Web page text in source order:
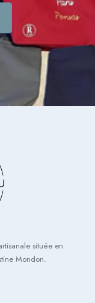
située en
Mondon.